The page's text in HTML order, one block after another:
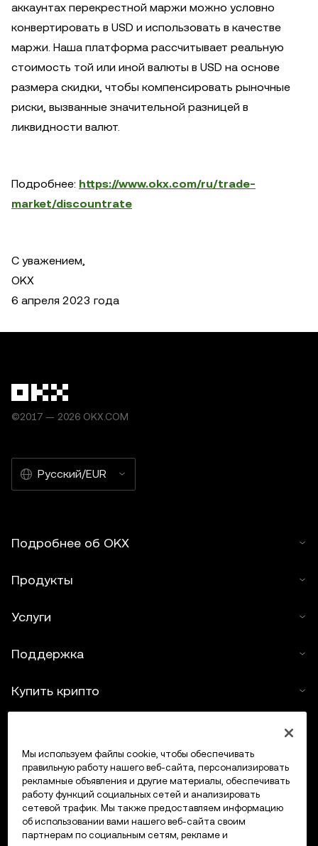
аккаунтах перекрестной маржи можно условно
конвертировать в USD и использовать в качестве
маржи. Наша платформа рассчитывает реальную
стоимость той или иной валюты в USD на основе
размера скидки, чтобы компенсировать рыночные
риски, вызванные значительной разницей в
ликвидности валют.
Подробнее: https://www.okx.com/ru/trade-
market/discountrate
С уважением,
OKX
6 апреля 2023 года
©2017 — 2026 OKX.COM
Русский/EUR
Подробнее об OKX
Продукты
Услуги
Поддержка
Купить крипто
Трейдинг
Мы используем файлы cookie, чтобы обеспечивать
правильную работу нашего веб-сайта, персонализировать
рекламные объявления и другие материалы, обеспечивать
работу функций социальных сетей и анализировать
сетевой трафик. Мы также предоставляем информацию
об использовании вами нашего веб-сайта своим
партнерам по социальным сетям, рекламе и